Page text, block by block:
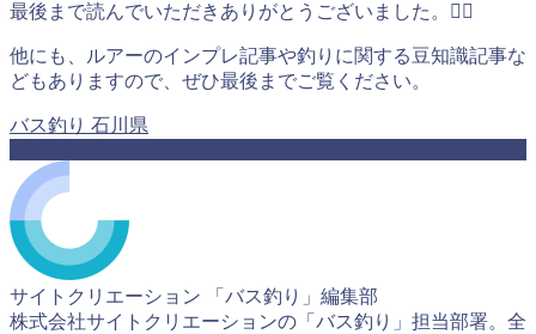
最後まで読んでいただきありがとうございました。🙇‍♂️
他にも、ルアーのインプレ記事や釣りに関する豆知識記事な
どもありますので、ぜひ最後までご覧ください。
バス釣り 石川県
サイトクリエーション 「バス釣り」編集部
株式会社サイトクリエーションの「バス釣り」担当部署。全